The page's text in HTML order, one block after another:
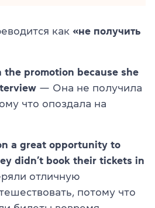
как «не получить
the promotion because she
— Она не получила
что опоздала на
a great opportunity to
didn’t book their tickets in
отличную
потому что